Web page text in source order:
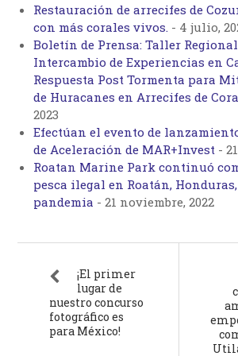
Restauración de arrecifes de
con más corales vivos. - 4 julio,
Boletín de Prensa: Taller
Intercambio de Experiencias en
Respuesta Post Tormenta para
de Huracanes en Arrecifes de
2023
Efectúan el evento de
de Aceleración de MAR+Invest -
Roatan Marine Park continuó
pesca ilegal en Roatán,
pandemia -21 noviembre, 2022
¡El primer
lugar de
nuestro concurso
fotográfico es
para México!